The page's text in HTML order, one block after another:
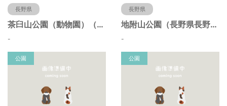
長野県
茶臼山公園（動物園）（長野県長野市）
-
長野県
地附山公園（長野県長野市）
-
公園 公園